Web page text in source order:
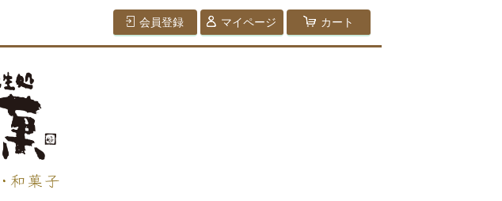
会員登録 マイページ カート